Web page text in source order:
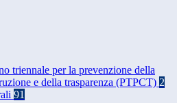
triennale per la prevenzione della
e della trasparenza (PTPCT) 2
91